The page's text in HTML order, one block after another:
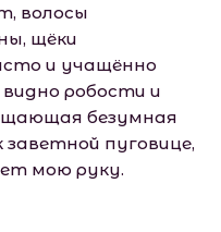
волосы
щёки
и учащённо
робости и
безумная
пуговице,
мою руку.